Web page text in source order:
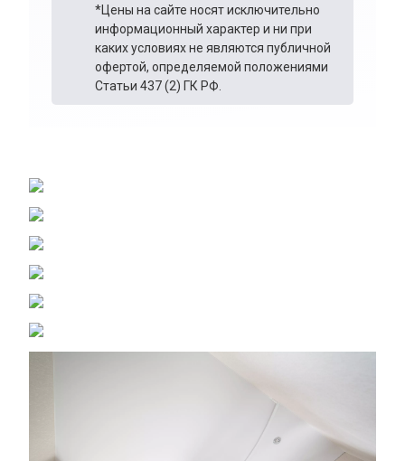
*Цены на сайте носят исключительно
информационный характер и ни при
каких условиях не являются публичной
офертой, определяемой положениями
Статьи 437 (2) ГК РФ.